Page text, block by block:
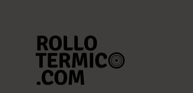
Buscar Usuario